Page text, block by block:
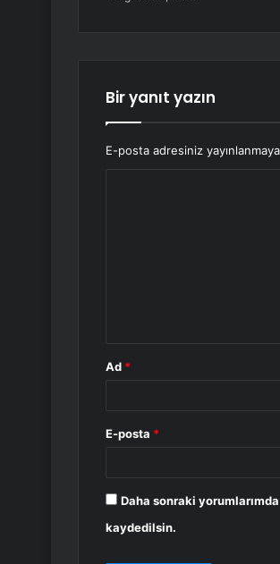
Bir yanıt yazın
E-posta adresiniz
Ad *
E-posta *
Daha sonraki
kaydedilsin.